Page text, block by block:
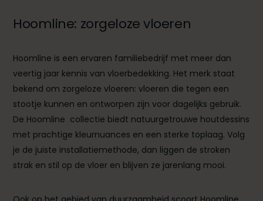
Hoomline: zorgeloze vloeren
Hoomline is een ervaren familiebedrijf met meer dan
veertig jaar kennis van vloerbedekking. Het merk staat
bekend om zorgeloze vloeren: vloeren die tegen een
stootje kunnen en ontworpen zijn voor dagelijks gebruik.
De Hoomline collectie biedt natuurgetrouwe houtdessins
met prachtige kleurnuances en een sterke toplaag. Volg
je de juiste installatiemethode, dan liggen de stroken
strak en stil op de vloer en blijven ze jarenlang mooi.